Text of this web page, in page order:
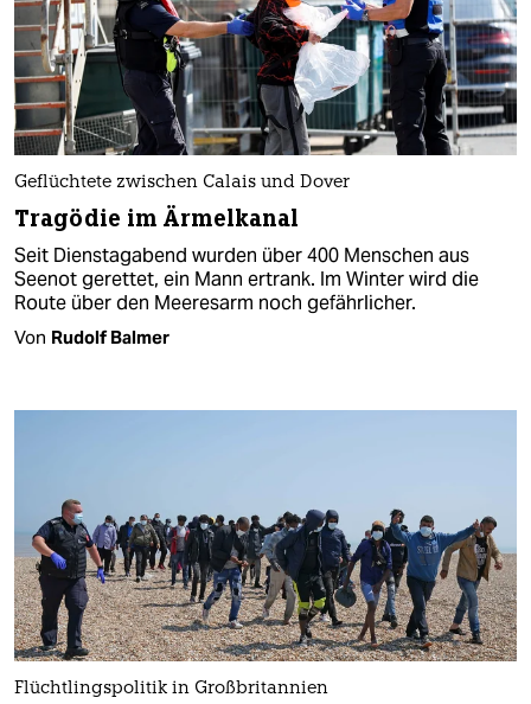
Geflüchtete zwischen Calais und Dover
Tragödie im Ärmelkanal
Seit Dienstagabend wurden über 400 Menschen aus
Seenot gerettet, ein Mann ertrank. Im Winter wird die
Route über den Meeresarm noch gefährlicher.
Von Rudolf Balmer
Flüchtlingspolitik in Großbritannien